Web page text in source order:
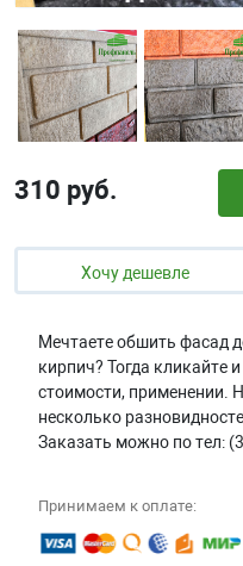
310 руб.
Хочу дешевле
Мечтаете обшить фасад
кирпич? Тогда кликайте
стоимости, применении.
несколько
Заказать можно по тел:
Принимаем к оплате: